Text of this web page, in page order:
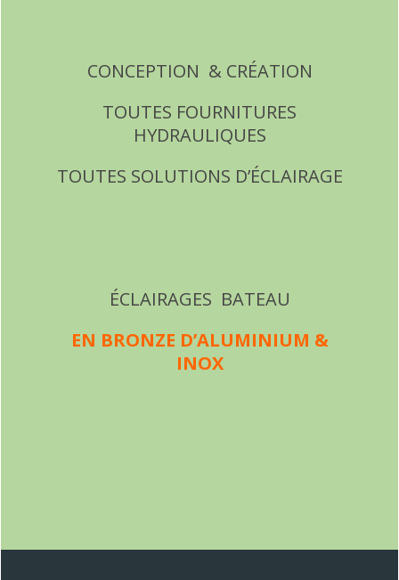
CONCEPTION & CRÉATION
TOUTES FOURNITURES
HYDRAULIQUES
TOUTES SOLUTIONS D’ÉCLAIRAGE
ÉCLAIRAGES BATEAU
EN BRONZE D’ALUMINIUM &
INOX